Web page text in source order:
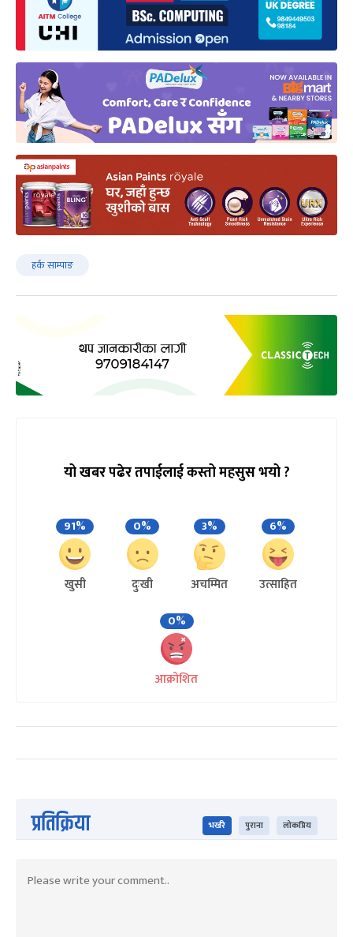
हर्क साम्पाङ
यो खबर पढेर तपाईलाई कस्तो महसुस भयो ?
91%
खुसी
0%
दुःखी
3%
अचम्मित
6%
उत्साहित
0%
आक्रोशित
प्रतिक्रिया भर्खरै पुराना लोकप्रिय